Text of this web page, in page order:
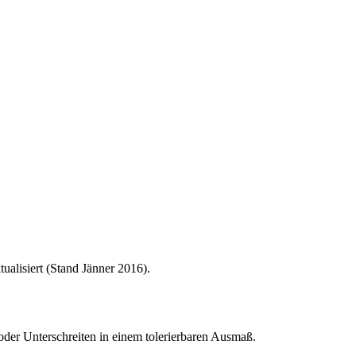
(Stand Jänner 2016).
Unterschreiten in einem tolerierbaren Ausmaß.